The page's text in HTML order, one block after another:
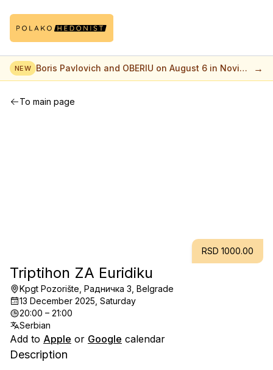
NEW Boris Pavlovich and OBERIU on August 6 in Novi
Sad
→
To main page
RSD 1000.00
Triptihon ZA Euridiku
Kpgt Pozorište, Радничка 3, Belgrade
13 December 2025, Saturday
20:00 – 21:00
Serbian
Add to Apple or Google calendar
Description